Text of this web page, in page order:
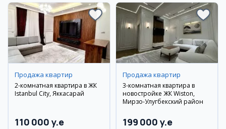
Продажа квартир
2-комнатная квартира в ЖК
Istanbul City, Яккасарай
110 000 y.e
Продажа квартир
3-комнатная квартира в
новостройке ЖК Wiston,
Мирзо-Улугбекский район
199 000 y.e